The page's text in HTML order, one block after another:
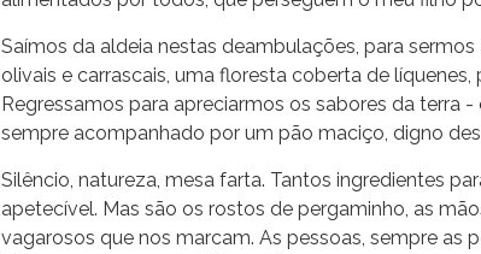
Saímos da aldeia nestas deambulações, para
olivais e carrascais, uma floresta coberta de líquenes,
Regressamos para apreciarmos os sabores da terra
sempre acompanhado por um pão maciço, digno
Silêncio, natureza, mesa farta. Tantos ingredientes
apetecível. Mas são os rostos de pergaminho, as
vagarosos que nos marcam. As pessoas, sempre as